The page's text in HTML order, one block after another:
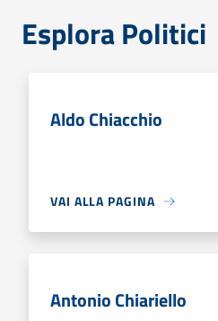
Esplora Politici
Aldo Chiacchio
VAI ALLA PAGINA
Antonio Chiariello